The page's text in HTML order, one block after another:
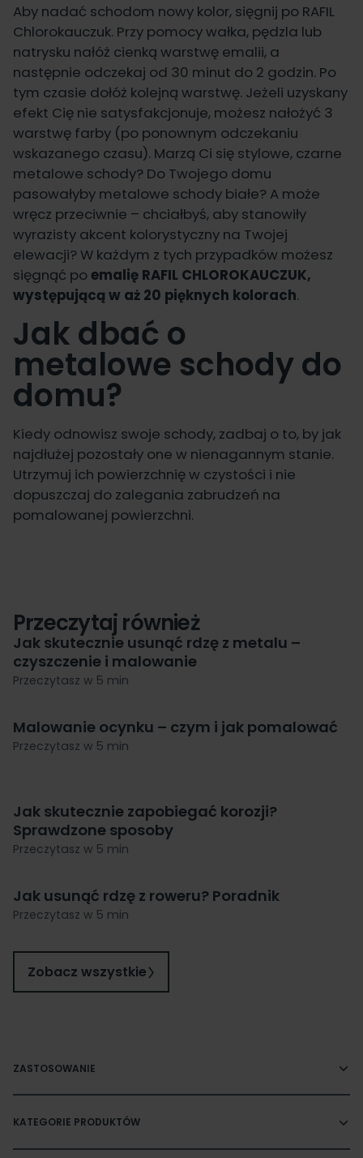
Aby nadać schodom nowy kolor, sięgnij po RAFIL
Chlorokauczuk. Przy pomocy wałka, pędzla lub
natrysku nałóż cienką warstwę emalii, a
następnie odczekaj od 30 minut do 2 godzin. Po
tym czasie dołóż kolejną warstwę. Jeżeli uzyskany
efekt Cię nie satysfakcjonuje, możesz nałożyć 3
warstwę farby (po ponownym odczekaniu
wskazanego czasu). Marzą Ci się stylowe, czarne
metalowe schody? Do Twojego domu
pasowałyby metalowe schody białe? A może
wręcz przeciwnie – chciałbyś, aby stanowiły
wyrazisty akcent kolorystyczny na Twojej
elewacji? W każdym z tych przypadków możesz
sięgnąć poemalię RAFIL CHLOROKAUCZUK,
występującą w aż 20 pięknych kolorach.
Jak dbać o
metalowe schody do
domu?
Kiedy odnowisz swoje schody, zadbaj o to, by jak
najdłużej pozostały one w nienagannym stanie.
Utrzymuj ich powierzchnię w czystości i nie
dopuszczaj do zalegania zabrudzeń na
pomalowanej powierzchni.
Przeczytaj również
Jak skutecznie usunąć rdzę z metalu –
czyszczenie i malowanie
Przeczytasz w 5 min
Malowanie ocynku – czym i jak pomalować
Przeczytasz w 5 min
Jak skutecznie zapobiegać korozji?
Sprawdzone sposoby
Przeczytasz w 5 min
Jak usunąć rdzę z roweru? Poradnik
Przeczytasz w 5 min
Zobacz wszystkie
ZASTOSOWANIE
KATEGORIE PRODUKTÓW